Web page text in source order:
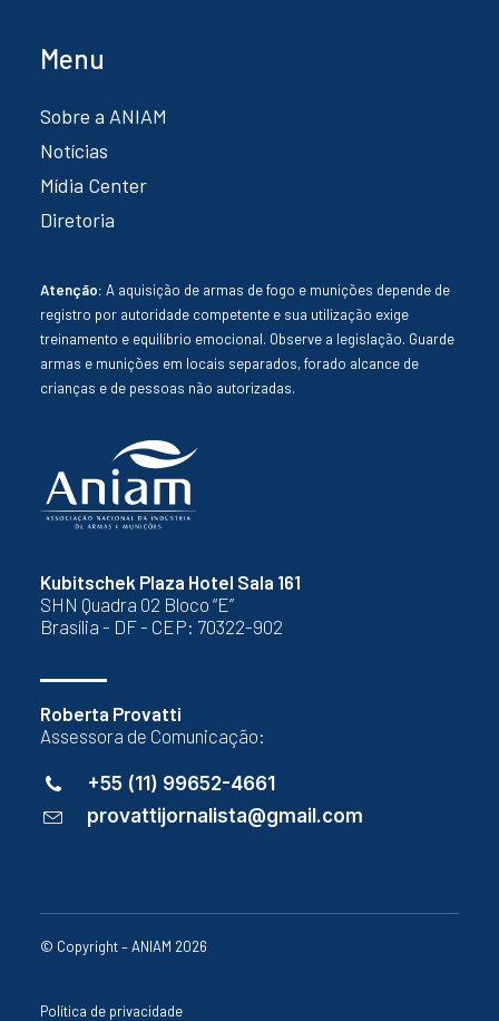
Kubitschek Plaza Hotel Sala 161
SHN Quadra 02 Bloco “E”
Brasília - DF - CEP: 70322-902
Roberta Provatti
Assessora de Comunicação:
+55 (11) 99652-4661
provattijornalista@gmail.com
Menu
Sobre a ANIAM
Notícias
Mídia Center
Diretoria
Atenção: A aquisição de armas de fogo e munições depende de
registro por autoridade competente e sua utilização exige
treinamento e equilíbrio emocional. Observe a legislação. Guarde
armas e munições em locais separados, forado alcance de
crianças e de pessoas não autorizadas.
© Copyright – ANIAM 2026
Política de privacidade